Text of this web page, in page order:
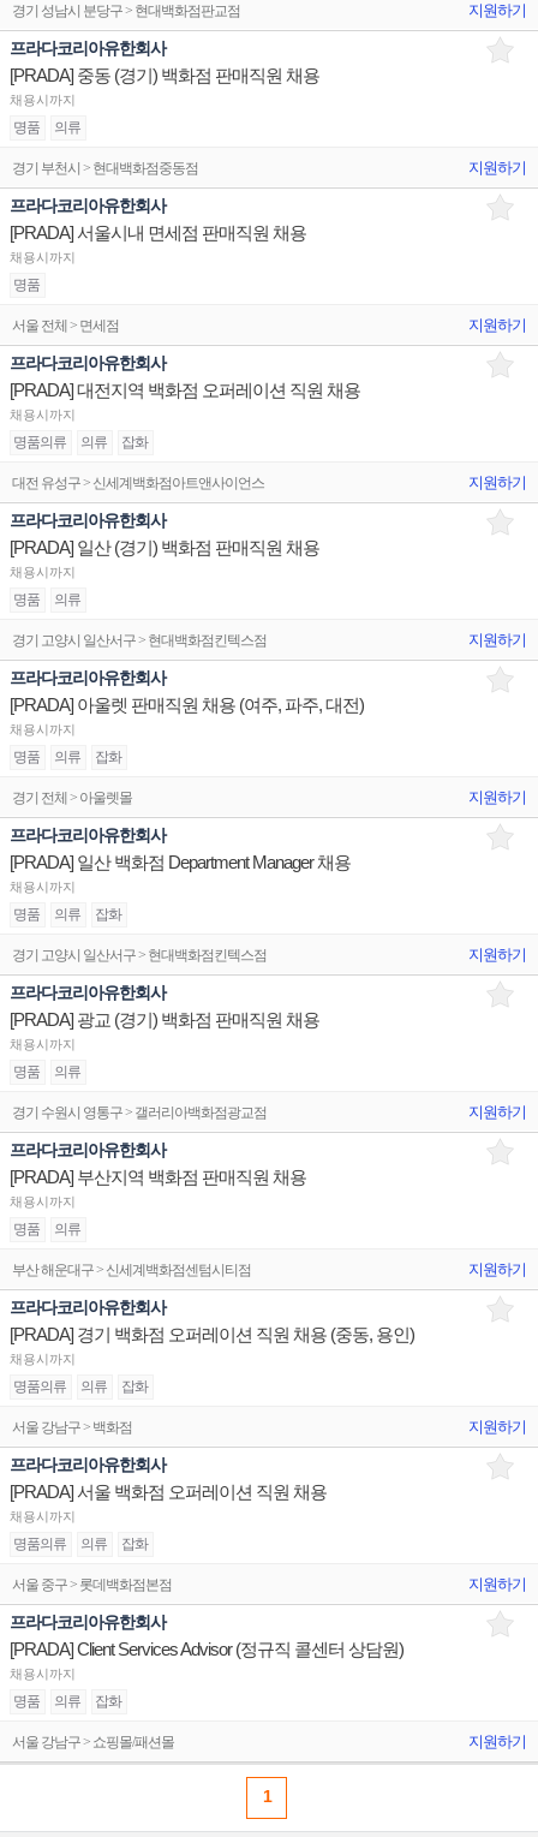
경기 성남시 분당구 > 현대백화점판교점 지원하기
프라다코리아유한회사
[PRADA] 중동 (경기) 백화점 판매직원 채용
채용시까지
명품 의류
경기 부천시 > 현대백화점중동점 지원하기
프라다코리아유한회사
[PRADA] 서울시내 면세점 판매직원 채용
채용시까지
명품
서울 전체 > 면세점 지원하기
프라다코리아유한회사
[PRADA] 대전지역 백화점 오퍼레이션 직원 채용
채용시까지
명품의류 의류 잡화
대전 유성구 > 신세계백화점아트앤사이언스 지원하기
프라다코리아유한회사
[PRADA] 일산 (경기) 백화점 판매직원 채용
채용시까지
명품 의류
경기 고양시 일산서구 > 현대백화점킨텍스점 지원하기
프라다코리아유한회사
[PRADA] 아울렛 판매직원 채용 (여주, 파주, 대전)
채용시까지
명품 의류 잡화
경기 전체 > 아울렛몰 지원하기
프라다코리아유한회사
[PRADA] 일산 백화점 Department Manager 채용
채용시까지
명품 의류 잡화
경기 고양시 일산서구 > 현대백화점킨텍스점 지원하기
프라다코리아유한회사
[PRADA] 광교 (경기) 백화점 판매직원 채용
채용시까지
명품 의류
경기 수원시 영통구 > 갤러리아백화점광교점 지원하기
프라다코리아유한회사
[PRADA] 부산지역 백화점 판매직원 채용
채용시까지
명품 의류
부산 해운대구 > 신세계백화점센텀시티점 지원하기
프라다코리아유한회사
[PRADA] 경기 백화점 오퍼레이션 직원 채용 (중동, 용인)
채용시까지
명품의류 의류 잡화
서울 강남구 > 백화점 지원하기
프라다코리아유한회사
[PRADA] 서울 백화점 오퍼레이션 직원 채용
채용시까지
명품의류 의류 잡화
서울 중구 > 롯데백화점본점 지원하기
프라다코리아유한회사
[PRADA] Client Services Advisor (정규직 콜센터 상담원)
채용시까지
명품 의류 잡화
서울 강남구 > 쇼핑몰/패션몰 지원하기
1